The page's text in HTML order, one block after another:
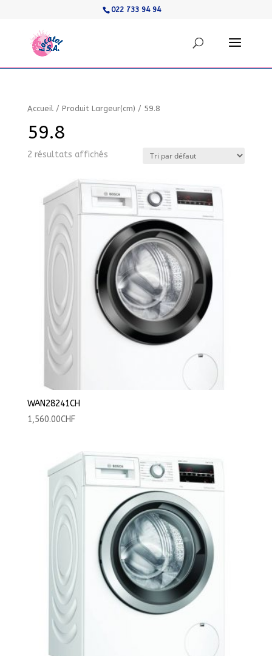
022 733 94 94
Accueil/ Produit Largeur(cm) / 59.8
59.8
2 résultats affichés
WAN28241CH
1,560.00CHF